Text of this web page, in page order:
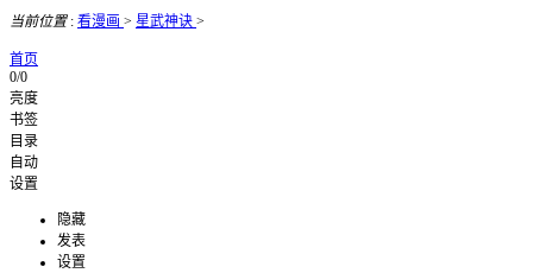
当前位置: 看漫画 > 星武神诀 >
首页
0/0
亮度
书签
目录
自动
设置
隐藏
发表
设置